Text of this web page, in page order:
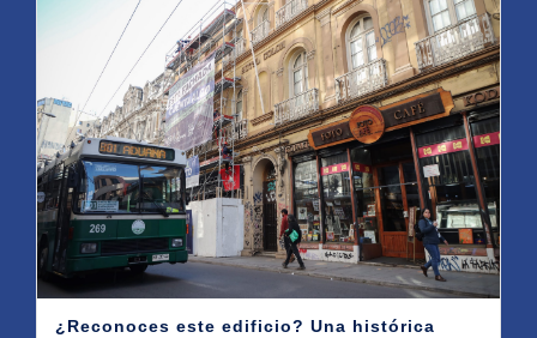
¿Reconoces este edificio? Una histórica